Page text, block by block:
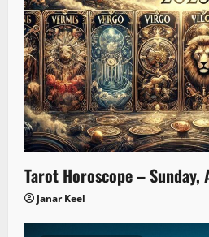
Tarot Horoscope – Sunday,
Janar Keel